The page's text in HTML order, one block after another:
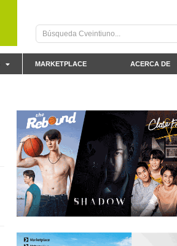
ACERCA DE
MARKETPLACE